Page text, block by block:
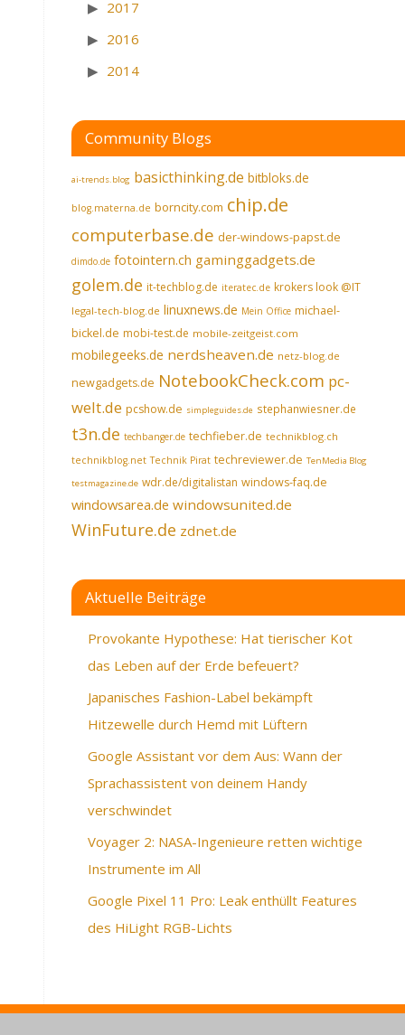
2017
2016
2014
Community Blogs
ai-trends.blog basicthinking.de bitbloks.de
blog.materna.de borncity.com chip.de
computerbase.de der-windows-papst.de
dimdo.de fotointern.ch gaminggadgets.de
golem.de it-techblog.de iteratec.de krokers look @IT
legal-tech-blog.de linuxnews.de Mein Office michael-
bickel.de mobi-test.de mobile-zeitgeist.com
mobilegeeks.de nerdsheaven.de netz-blog.de
newgadgets.de NotebookCheck.com pc-
welt.de pcshow.de simpleguides.de stephanwiesner.de
t3n.de techbanger.de techfieber.de technikblog.ch
technikblog.net Technik Pirat techreviewer.de TenMedia Blog
testmagazine.de wdr.de/digitalistan windows-faq.de
windowsarea.de windowsunited.de
WinFuture.de zdnet.de
Aktuelle Beiträge
Provokante Hypothese: Hat tierischer Kot
das Leben auf der Erde befeuert?
Japanisches Fashion-Label bekämpft
Hitzewelle durch Hemd mit Lüftern
Google Assistant vor dem Aus: Wann der
Sprachassistent von deinem Handy
verschwindet
Voyager 2: NASA-Ingenieure retten wichtige
Instrumente im All
Google Pixel 11 Pro: Leak enthüllt Features
des HiLight RGB-Lichts